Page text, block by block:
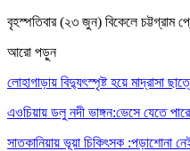
বৃহস্পতিবার (২৩ জুন) বিকেলে চট্টগ্রাম
আরো পড়ুন
লোহাগাড়ায় বিদ্যুৎস্পৃষ্ট হয়ে মাদ্রাসা
এওচিয়ায় ডলু নদী ভাঙ্গন:ভেসে যেতে
সাতকানিয়ায় ভূয়া চিকিৎসক :পড়াশোনা